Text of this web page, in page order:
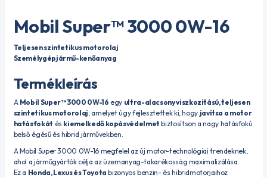
Mobil Super™ 3000 0W-16
Teljesen szintetikus motorolaj
Személygépjármű-kenőanyag
Termékleírás
A Mobil Super™ 3000 0W-16 egy ultra-alacsony viszkozitású, teljesen
szintetikus motorolaj, amelyet úgy fejlesztettek ki, hogy javítsa a motor
hatásfokát és kiemelkedő kopásvédelmet biztosítson a nagy hatásfokú
belső égésű és hibrid járművekben.
A Mobil Super 3000 0W-16 megfelel az új motor-technológiai trendeknek,
ahol a járműgyártók célja az üzemanyag-takarékosság maximalizálása.
Ez a Honda, Lexus és Toyota bizonyos benzin- és hibridmotorjaihoz